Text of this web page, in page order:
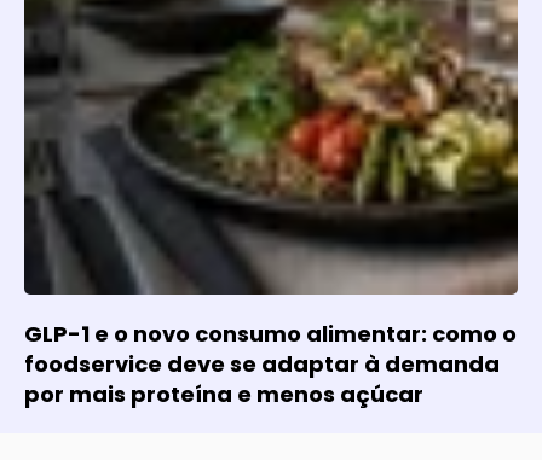
GLP-1 e o novo consumo alimentar: como o
foodservice deve se adaptar à demanda
por mais proteína e menos açúcar